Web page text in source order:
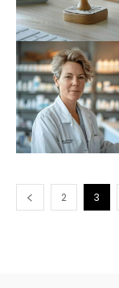
2 3